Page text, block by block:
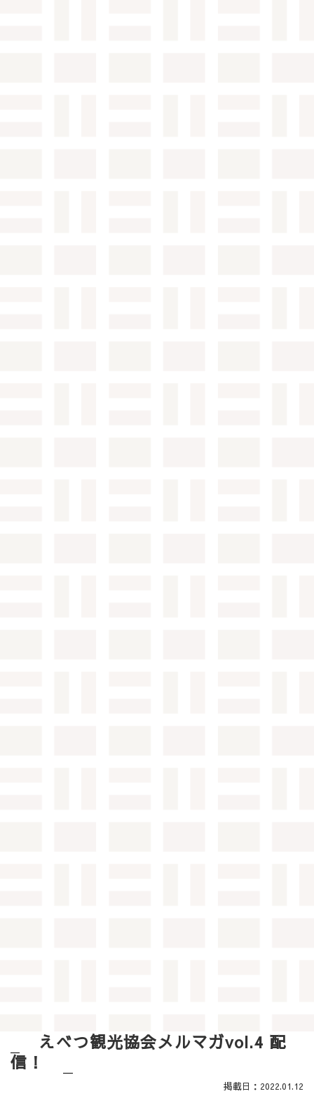
えべつ観光協会メルマガvol.4 配
信！
掲載日：2022.01.12